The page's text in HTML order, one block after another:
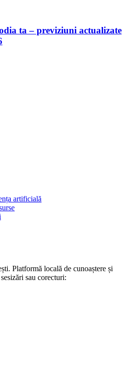
ta – previziuni actualizate
artificială
. Platformă locală de cunoaștere și
sau corecturi: